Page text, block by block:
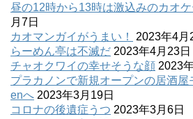
昼の12時から13時は激込みのカオ
月7日
カオマンガイがうまい！
2023年4月
らーめん亭は不滅だ 2023年4月23日
チャオクワイの幸せそうな顔 2023
プラカノンで新規オープンの居酒屋
enへ 2023年3月19日
コロナの後遺症うつ 2023年3月6日